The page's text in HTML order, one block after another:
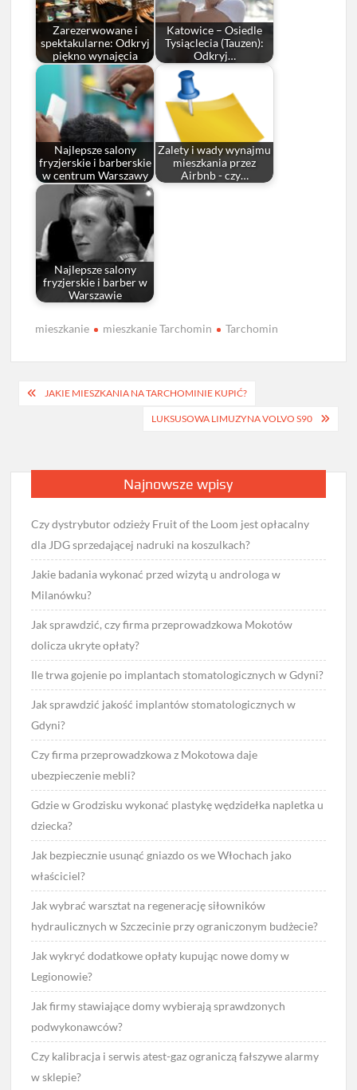
Zarezerwowane i
spektakularne: Odkryj
piękno wynajęcia
Katowice – Osiedle
Tysiąclecia (Tauzen):
Odkryj…
Najlepsze salony
fryzjerskie i barberskie
w centrum Warszawy
Zalety i wady wynajmu
mieszkania przez
Airbnb - czy…
Najlepsze salony
fryzjerskie i barber w
Warszawie
mieszkanie mieszkanie Tarchomin Tarchomin
Nawigacja
JAKIE MIESZKANIA NA TARCHOMINIE KUPIĆ?
LUKSUSOWA LIMUZYNA VOLVO S90
Najnowsze wpisy
Czy dystrybutor odzieży Fruit of the Loom jest opłacalny
dla JDG sprzedającej nadruki na koszulkach?
Jakie badania wykonać przed wizytą u androloga w
Milanówku?
Jak sprawdzić, czy firma przeprowadzkowa Mokotów
dolicza ukryte opłaty?
Ile trwa gojenie po implantach stomatologicznych w Gdyni?
Jak sprawdzić jakość implantów stomatologicznych w
Gdyni?
Czy firma przeprowadzkowa z Mokotowa daje
ubezpieczenie mebli?
Gdzie w Grodzisku wykonać plastykę wędzidełka napletka u
dziecka?
Jak bezpiecznie usunąć gniazdo os we Włochach jako
właściciel?
Jak wybrać warsztat na regenerację siłowników
hydraulicznych w Szczecinie przy ograniczonym budżecie?
Jak wykryć dodatkowe opłaty kupując nowe domy w
Legionowie?
Jak firmy stawiające domy wybierają sprawdzonych
podwykonawców?
Czy kalibracja i serwis atest-gaz ograniczą fałszywe alarmy
w sklepie?